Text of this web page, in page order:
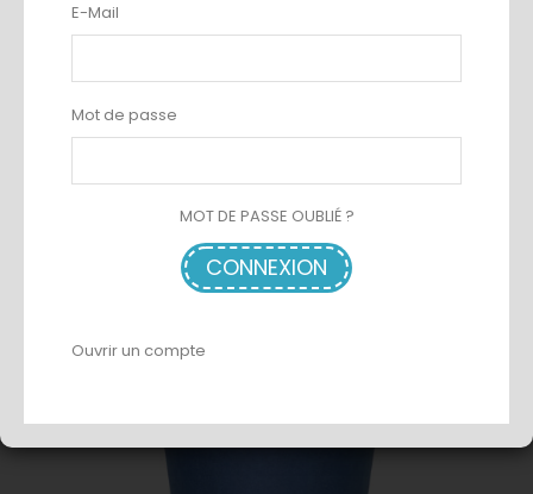
SACHET 20 GOBELETS BLANC 350ML
AJOUTER AU PANIER
E-Mail
Mot de passe
MOT DE PASSE OUBLIÉ ?
CONNEXION
Ouvrir un compte